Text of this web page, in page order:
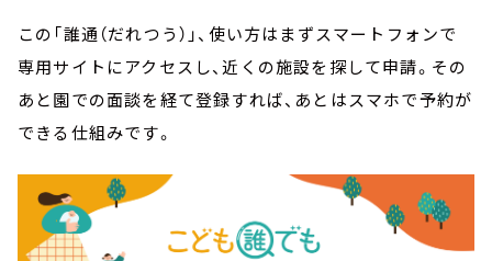
この「誰通（だれつう）」、使い方はまずスマートフォンで
専用サイトにアクセスし、近くの施設を探して申請。その
あと園での面談を経て登録すれば、あとはスマホで予約が
できる仕組みです。